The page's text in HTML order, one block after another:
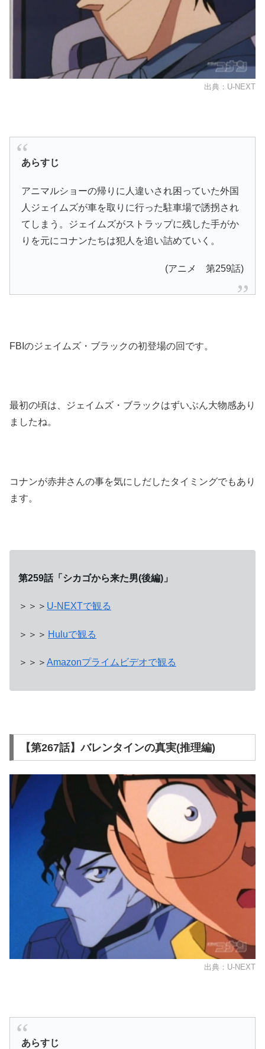
出典：U-NEXT
あらすじ
アニマルショーの帰りに人違いされ困っていた外国
人ジェイムズが車を取りに行った駐車場で誘拐され
てしまう。ジェイムズがストラップに残した手がか
りを元にコナンたちは犯人を追い詰めていく。
(アニメ 第259話)
FBIのジェイムズ・ブラックの初登場の回です。
最初の頃は、ジェイムズ・ブラックはずいぶん大物感あり
ましたね。
コナンが赤井さんの事を気にしだしたタイミングでもあり
ます。
第259話「シカゴから来た男(後編)」
＞＞＞ U-NEXTで観る
＞＞＞ Huluで観る
＞＞＞ Amazonプライムビデオで観る
【第267話】バレンタインの真実(推理編)
出典：U-NEXT
あらすじ